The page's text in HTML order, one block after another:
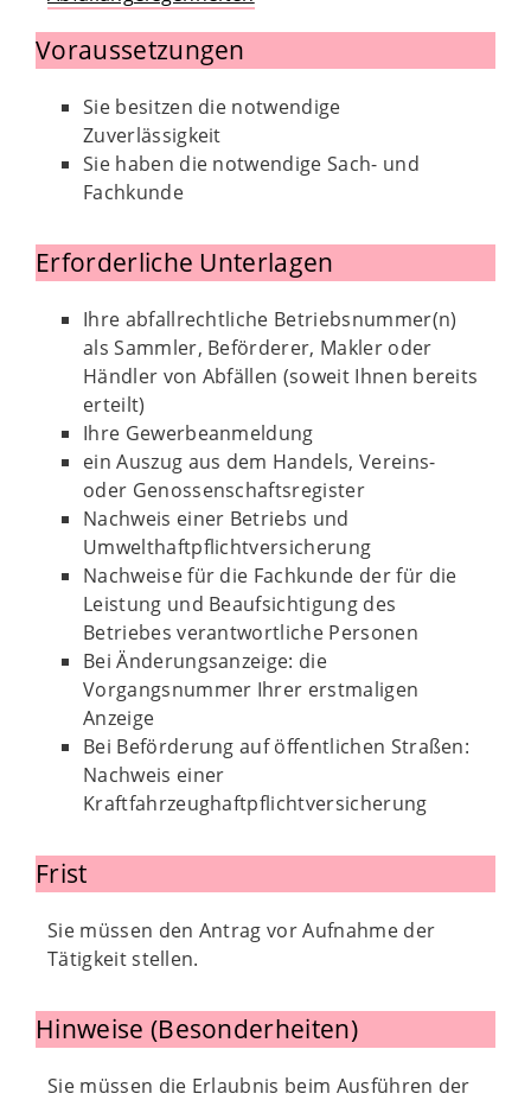
Voraussetzungen
Sie besitzen die notwendige
Zuverlässigkeit
Sie haben die notwendige Sach- und
Fachkunde
Erforderliche Unterlagen
Ihre abfallrechtliche Betriebsnummer(n)
als Sammler, Beförderer, Makler oder
Händler von Abfällen (soweit Ihnen bereits
erteilt)
Ihre Gewerbeanmeldung
ein Auszug aus dem Handels, Vereins-
oder Genossenschaftsregister
Nachweis einer Betriebs und
Umwelthaftpflichtversicherung
Nachweise für die Fachkunde der für die
Leistung und Beaufsichtigung des
Betriebes verantwortliche Personen
Bei Änderungsanzeige: die
Vorgangsnummer Ihrer erstmaligen
Anzeige
Bei Beförderung auf öffentlichen Straßen:
Nachweis einer
Kraftfahrzeughaftpflichtversicherung
Frist
Sie müssen den Antrag vor Aufnahme der
Tätigkeit stellen.
Hinweise (Besonderheiten)
Sie müssen die Erlaubnis beim Ausführen der